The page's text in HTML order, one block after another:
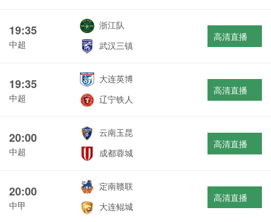
19:35
中超
浙江队
武汉三镇
高清直播
19:35
中超
大连英博
辽宁铁人
高清直播
20:00
中超
云南玉昆
成都蓉城
高清直播
20:00
中甲
定南赣联
大连鲲城
高清直播